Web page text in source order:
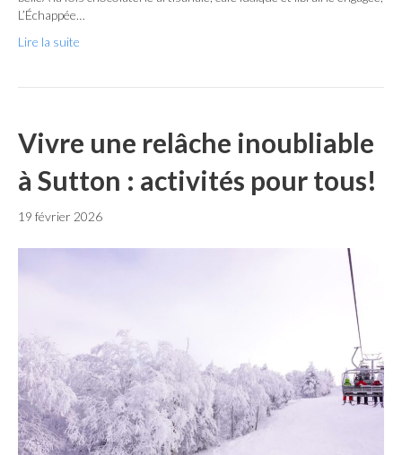
L’Échappée…
Lire la suite
Vivre une relâche inoubliable
à Sutton : activités pour tous!
19 février 2026